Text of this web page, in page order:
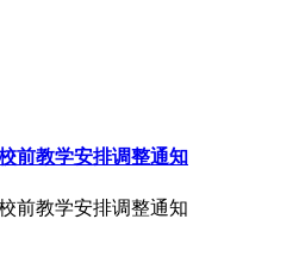
前教学安排调整通知
前教学安排调整通知